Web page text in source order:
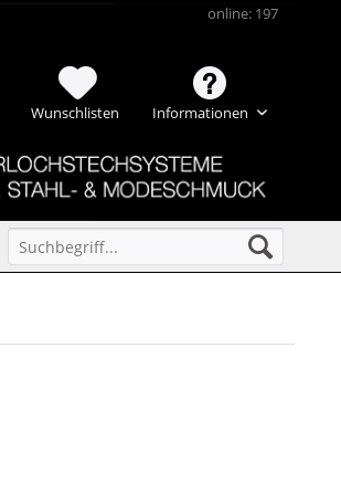
Wunschlisten Informationen
online: 197